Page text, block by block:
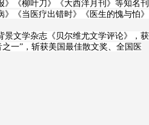
》《柳叶刀》《大西洋月刊》等知名刊
《当医疗出错时》《医生的愧与怕》
景文学杂志《贝尔维尤文学评论》，获
一”，斩获美国最佳散文奖、全国医